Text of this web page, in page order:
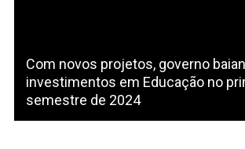
Com novos projetos, governo
investimentos em Educação no
semestre de 2024